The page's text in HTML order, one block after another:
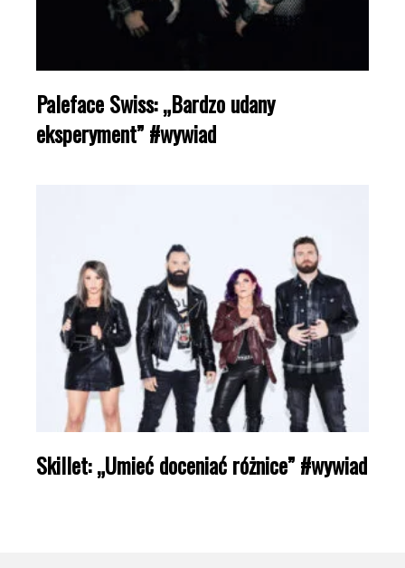
Paleface Swiss: „Bardzo udany
eksperyment” #wywiad
Skillet: „Umieć doceniać różnice” #wywiad